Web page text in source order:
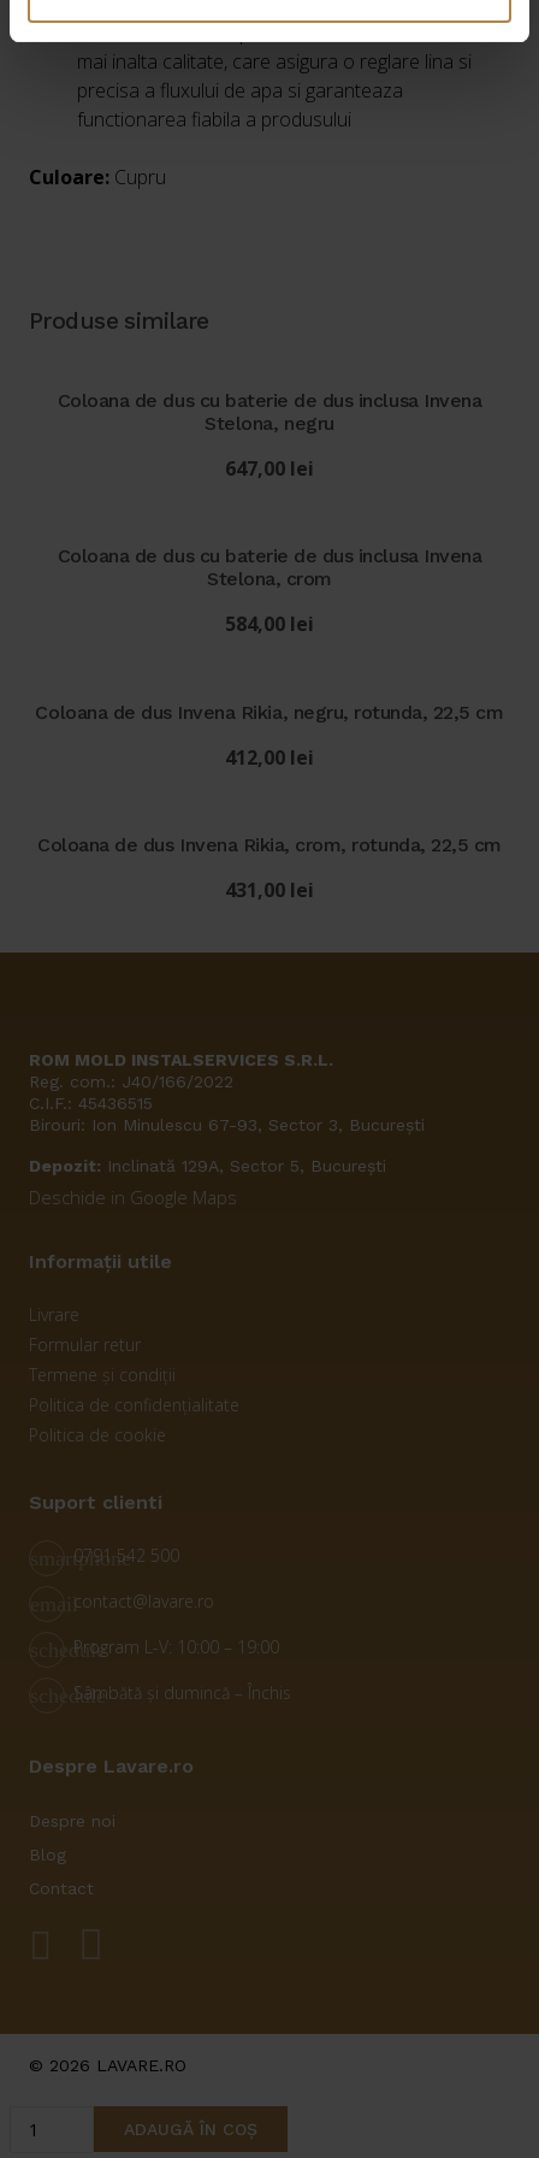
Cantitate
ADAUGĂ ÎN COȘ
mai inalta calitate, care asigura o reglare lina si
precisa a fluxului de apa si garanteaza
functionarea fiabila a produsului
Culoare: Cupru
Produse similare
Coloana de dus cu baterie de dus inclusa Invena
Stelona, negru
647,00 lei
Coloana de dus cu baterie de dus inclusa Invena
Stelona, crom
584,00 lei
Coloana de dus Invena Rikia, negru, rotunda, 22,5 cm
412,00 lei
Coloana de dus Invena Rikia, crom, rotunda, 22,5 cm
431,00 lei
ROM MOLD INSTALSERVICES S.R.L.
Reg. com.: J40/166/2022
C.I.F.: 45436515
Birouri: Ion Minulescu 67-93, Sector 3, București
Depozit: Inclinată 129A, Sector 5, București
Deschide in Google Maps
Informații utile
Livrare
Formular retur
Termene și condiții
Politica de confidențialitate
Politica de cookie
Suport clienti
smartphone
0791 542 500
emailcontact@lavare.ro
scheduleProgram L-V: 10:00 – 19:00
scheduleSâmbătă și dumincă – Închis
Despre Lavare.ro
Despre noi
Blog
Contact
© 2026 LAVARE.RO